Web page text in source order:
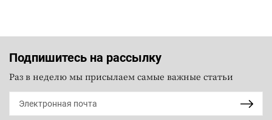
Подпишитесь на рассылку
Раз в неделю мы присылаем самые важные статьи